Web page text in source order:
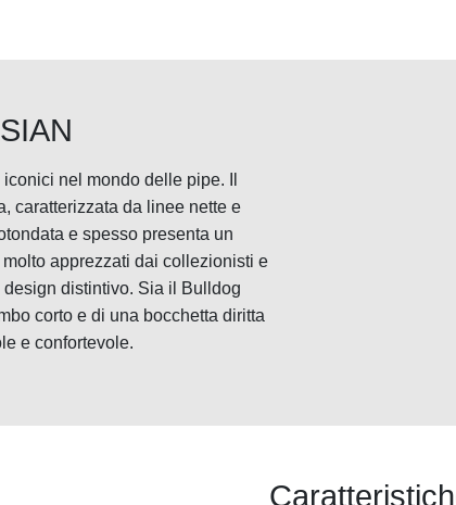
nel mondo delle pipe. Il
caratterizzata da linee nette e
e spesso presenta un
apprezzati dai collezionisti e
distintivo. Sia il Bulldog
corto e di una bocchetta diritta
e confortevole.